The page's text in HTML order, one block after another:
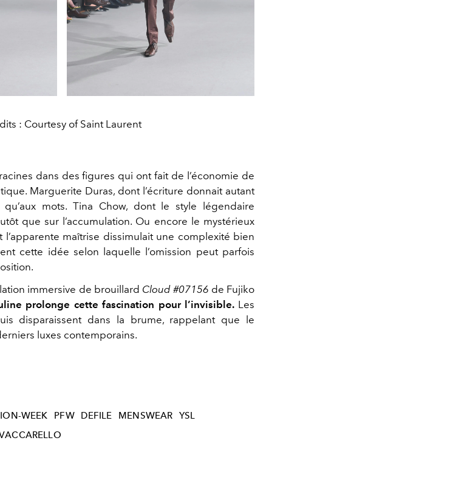
: Courtesy of Saint Laurent
dans des figures qui ont fait de l’économie de
Marguerite Duras, dont l’écriture donnait autant
qu’aux mots. Tina Chow, dont le style légendaire
que sur l’accumulation. Ou encore le mystérieux
l’apparente maîtrise dissimulait une complexité bien
cette idée selon laquelle l’omission peut parfois
immersive de brouillard Cloud #07156 de Fujiko
prolonge cette fascination pour l’invisible. Les
disparaissent dans la brume, rappelant que le
luxes contemporains.
WEEK PFW DEFILE MENSWEAR
YSL